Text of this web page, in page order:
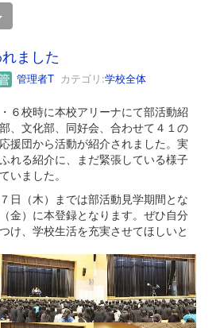
ました
管理者T カテゴリ:学校全体
６校時に本校アリーナにて部活動紹
、文化部、同好会、合わせて４１の
援団から活動が紹介されました。実
れる紹介に、まだ緊張している様子
いました。
日（木）までは部活動見学期間とな
金）に本登録となります。ぜひ自分
け、学校生活を充実させてほしいと